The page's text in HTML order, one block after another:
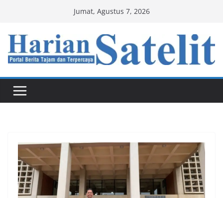
content
Jumat, Agustus 7, 2026